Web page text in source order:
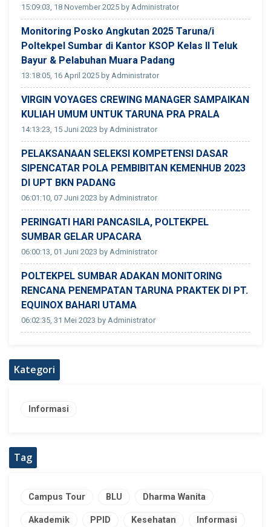
15:09:03, 18 November 2025 by Administrator
Monitoring Posko Angkutan 2025 Taruna/i
Poltekpel Sumbar di Kantor KSOP Kelas II Teluk
Bayur & Pelabuhan Muara Padang
13:18:05, 16 April 2025 by Administrator
VIRGIN VOYAGES CREWING MANAGER SAMPAIKAN
KULIAH UMUM UNTUK TARUNA PRA PRALA
14:13:23, 15 Juni 2023 by Administrator
PELAKSANAAN SELEKSI KOMPETENSI DASAR
SIPENCATAR POLA PEMBIBITAN KEMENHUB 2023
DI UPT BKN PADANG
06:01:10, 07 Juni 2023 by Administrator
PERINGATI HARI PANCASILA, POLTEKPEL
SUMBAR GELAR UPACARA
06:00:13, 01 Juni 2023 by Administrator
POLTEKPEL SUMBAR ADAKAN MONITORING
RENCANA PENEMPATAN TARUNA PRAKTEK DI PT.
EQUINOX BAHARI UTAMA
06:02:35, 31 Mei 2023 by Administrator
Kategori
Informasi
Tag
Campus Tour BLU Dharma Wanita
Akademik PPID Kesehatan Informasi